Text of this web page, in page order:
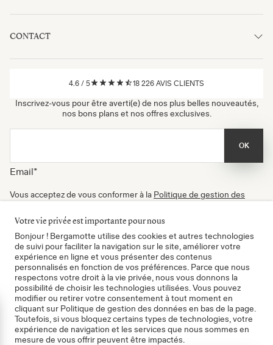
CONTACT
4.6 / 5 18 226 AVIS CLIENTS
Inscrivez-vous pour être averti(e) de nos plus belles nouveautés,
nos bons plans et nos offres exclusives.
Email*
OK
Vous acceptez de vous conformer à la Politique de gestion des
newsletters. Vous pouvez vous désinscrire à tout moment.
Certifié B Corp
Votre vie privée est importante pour nous
Bonjour ! Bergamotte utilise des cookies et autres technologies
de suivi pour faciliter la navigation sur le site, améliorer votre
expérience en ligne et vous présenter des contenus
personnalisés en fonction de vos préférences. Parce que nous
respectons votre droit à la vie privée, nous vous donnons la
possibilité de choisir les technologies utilisées. Vous pouvez
modifier ou retirer votre consentement à tout moment en
cliquant sur Politique de gestion des données en bas de la page.
Toutefois, si vous bloquez certains types de technologies, votre
expérience de navigation et les services que nous sommes en
mesure de vous offrir peuvent être impactés.